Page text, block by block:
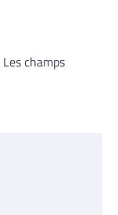
Les champs